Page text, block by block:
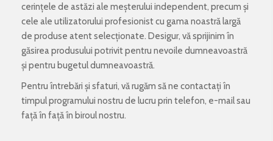
cerințele de astăzi ale meșterului independent, precum și
cele ale utilizatorului profesionist cu gama noastră largă
de produse atent selecționate. Desigur, vă sprijinim în
găsirea produsului potrivit pentru nevoile dumneavoastră
și pentru bugetul dumneavoastră.
Pentru întrebări și sfaturi, vă rugăm să ne contactați în
timpul programului nostru de lucru prin telefon, e-mail sau
față în față în biroul nostru.